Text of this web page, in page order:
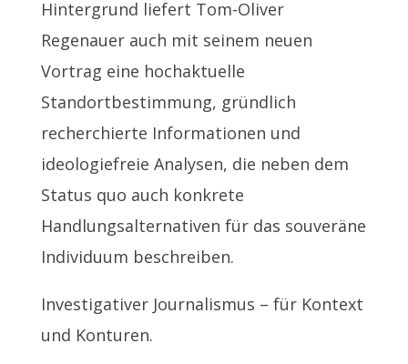
Hintergrund liefert Tom-Oliver
Regenauer auch mit seinem neuen
Vortrag eine hochaktuelle
Standortbestimmung, gründlich
recherchierte Informationen und
ideologiefreie Analysen, die neben dem
Status quo auch konkrete
Handlungsalternativen für das souveräne
Individuum beschreiben.
Investigativer Journalismus – für Kontext
und Konturen.